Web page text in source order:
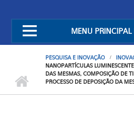
MENU PRINCIPAL
PESQUISA E INOVAÇÃO
NANOPARTÍCULAS
DAS MESMAS, COMPOSIÇÃO DE
PROCESSO DE DEPOSIÇÃO DA